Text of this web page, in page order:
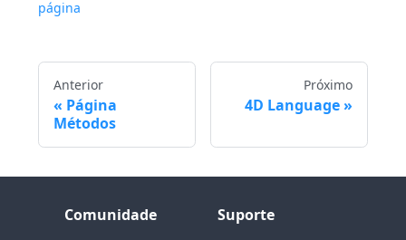
página
Anterior
Página
Métodos
Próximo
4D Language
Comunidade Suporte